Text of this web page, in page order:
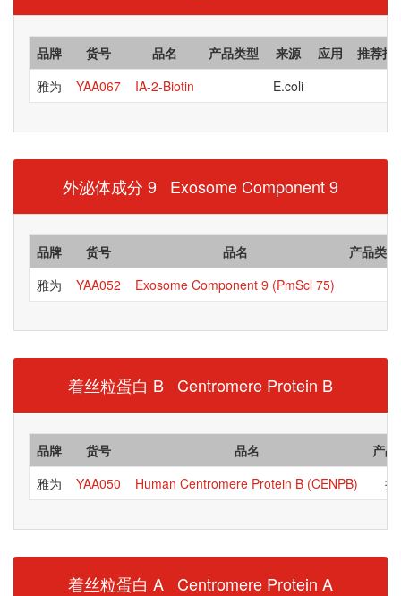
品牌 货号 品名 产品类型 来源 应用
推荐指
雅为
YAA067 IA-2-Biotin E.coli
外泌体成分 9 Exosome Component 9
品牌 货号 品名
产品类型
雅为
YAA052 Exosome Component 9 (PmScl 75)
着丝粒蛋白 B Centromere Protein B
品牌 货号 品名
产
雅为
YAA050 Human Centromere Protein B (CENPB) 抗
着丝粒蛋白 A Centromere Protein A